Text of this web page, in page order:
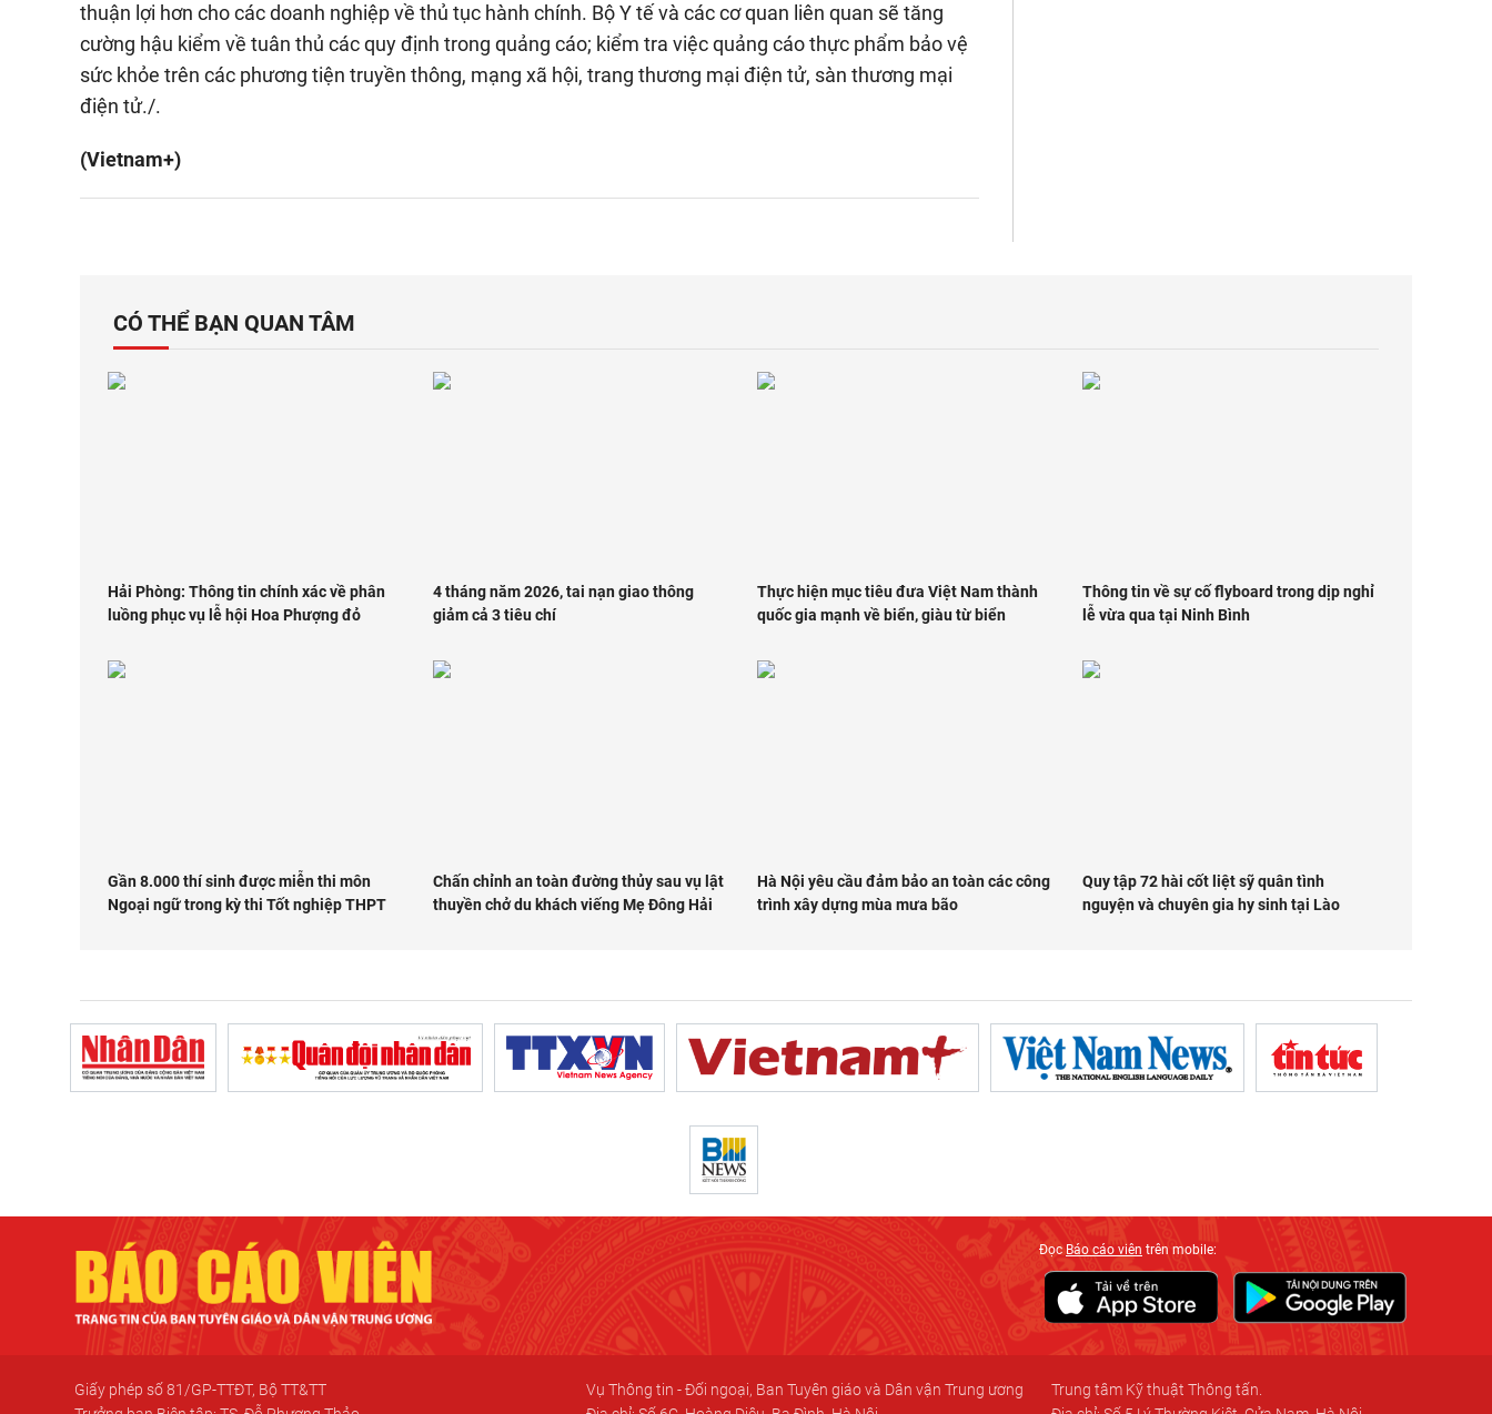
thuận lợi hơn cho các doanh nghiệp về thủ tục hành chính. Bộ Y tế và các cơ quan liên quan sẽ tăng
cường hậu kiểm về tuân thủ các quy định trong quảng cáo; kiểm tra việc quảng cáo thực phẩm bảo vệ
sức khỏe trên các phương tiện truyền thông, mạng xã hội, trang thương mại điện tử, sàn thương mại
điện tử./.
(Vietnam+)
CÓ THỂ BẠN QUAN TÂM
Hải Phòng: Thông tin chính xác về phân
luồng phục vụ lễ hội Hoa Phượng đỏ
4 tháng năm 2026, tai nạn giao thông
giảm cả 3 tiêu chí
Thực hiện mục tiêu đưa Việt Nam thành
quốc gia mạnh về biển, giàu từ biển
Thông tin về sự cố flyboard trong dịp nghỉ
lễ vừa qua tại Ninh Bình
Gần 8.000 thí sinh được miễn thi môn
Ngoại ngữ trong kỳ thi Tốt nghiệp THPT
Chấn chỉnh an toàn đường thủy sau vụ lật
thuyền chở du khách viếng Mẹ Đông Hải
Hà Nội yêu cầu đảm bảo an toàn các công
trình xây dựng mùa mưa bão
Quy tập 72 hài cốt liệt sỹ quân tình
nguyện và chuyên gia hy sinh tại Lào
ĐọcBáo cáo viên trên mobile:
Giấy phép số 81/GP-TTĐT, Bộ TT&TT
Vụ Thông tin - Đối ngoại, Ban Tuyên giáo và Dân vận Trung ương
Trung tâm Kỹ thuật Thông tấn.